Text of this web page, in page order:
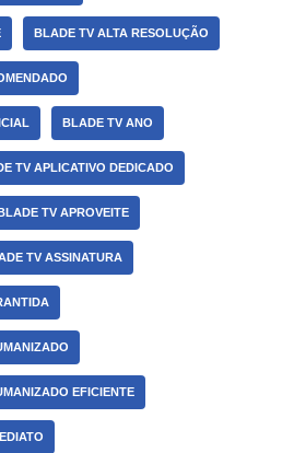
BLADE TV ALTA RESOLUÇÃO
BLADE TV ANO
TV APLICATIVO DEDICADO
TV APROVEITE
TV ASSINATURA
EFICIENTE